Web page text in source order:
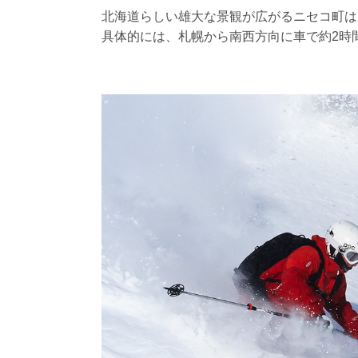
北海道らしい雄大な景観が広がるニセコ町
具体的には、札幌から南西方向に車で約2時